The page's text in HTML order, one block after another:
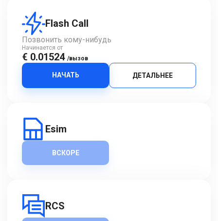
Flash Call
Позвонить кому-нибудь
Начинается от
€ 0.01524 /вызов
НАЧАТЬ ДЕТАЛЬНЕЕ
Esim
ВСКОРЕ
RCS